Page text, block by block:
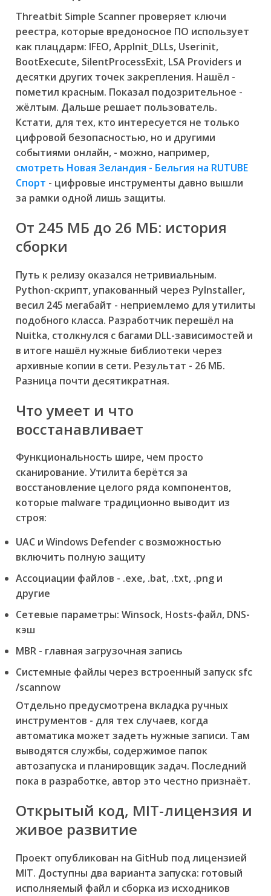
Threatbit Simple Scanner проверяет ключи
реестра, которые вредоносное ПО использует
как плацдарм: IFEO, AppInit_DLLs, Userinit,
BootExecute, SilentProcessExit, LSA Providers и
десятки других точек закрепления. Нашёл -
пометил красным. Показал подозрительное -
жёлтым. Дальше решает пользователь.
Кстати, для тех, кто интересуется не только
цифровой безопасностью, но и другими
событиями онлайн, - можно, например,
смотреть Новая Зеландия - Бельгия на RUTUBE
Спорт - цифровые инструменты давно вышли
за рамки одной лишь защиты.
От 245 МБ до 26 МБ: история
сборки
Путь к релизу оказался нетривиальным.
Python-скрипт, упакованный через PyInstaller,
весил 245 мегабайт - неприемлемо для утилиты
подобного класса. Разработчик перешёл на
Nuitka, столкнулся с багами DLL-зависимостей и
в итоге нашёл нужные библиотеки через
архивные копии в сети. Результат - 26 МБ.
Разница почти десятикратная.
Что умеет и что
восстанавливает
Функциональность шире, чем просто
сканирование. Утилита берётся за
восстановление целого ряда компонентов,
которые malware традиционно выводит из
строя:
UAC и Windows Defender с возможностью
включить полную защиту
Ассоциации файлов - .exe, .bat, .txt, .png и
другие
Сетевые параметры: Winsock, Hosts-файл, DNS-
кэш
MBR - главная загрузочная запись
Системные файлы через встроенный запуск sfc
/scannow
Отдельно предусмотрена вкладка ручных
инструментов - для тех случаев, когда
автоматика может задеть нужные записи. Там
выводятся службы, содержимое папок
автозапуска и планировщик задач. Последний
пока в разработке, автор это честно признаёт.
Открытый код, MIT-лицензия и
живое развитие
Проект опубликован на GitHub под лицензией
MIT. Доступны два варианта запуска: готовый
исполняемый файл и сборка из исходников